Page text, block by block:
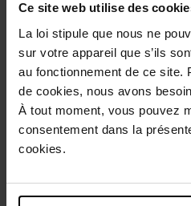
Ce site web utilise des
La loi stipule que nous ne
sur votre appareil que s’ils
au fonctionnement de ce site.
de cookies, nous avons
À tout moment, vous pouvez
consentement dans la
cookies.
Retour gratuit dans votre
Description
Caractéristiques